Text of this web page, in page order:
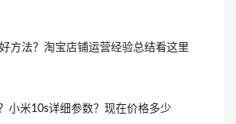
方法？淘宝店铺运营经验总结看这里
小米10s详细参数？现在价格多少